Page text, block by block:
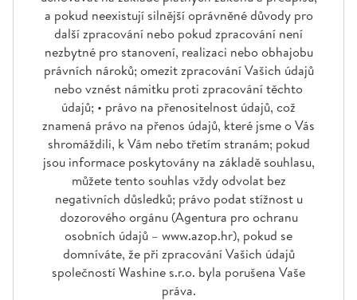
a pokud neexistují silnější oprávněné důvody pro
další zpracování nebo pokud zpracování není
nezbytné pro stanovení, realizaci nebo obhajobu
právních nároků; omezit zpracování Vašich údajů
nebo vznést námitku proti zpracování těchto
údajů; • právo na přenositelnost údajů, což
znamená právo na přenos údajů, které jsme o Vás
shromáždili, k Vám nebo třetím stranám; pokud
jsou informace poskytovány na základě souhlasu,
můžete tento souhlas vždy odvolat bez
negativních důsledků; právo podat stížnost u
dozorového orgánu (Agentura pro ochranu
osobních údajů – www.azop.hr), pokud se
domníváte, že při zpracování Vašich údajů
společností Washine s.r.o. byla porušena Vaše
práva.